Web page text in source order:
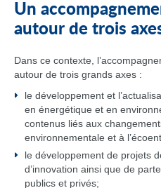
Un
autour de trois
Dans ce contexte,
autour de trois grands axes :
le développement et
en énergétique et en
contenus liés aux
environnementale et à
le développement de projets
d’innovation ainsi que de
publics et privés;